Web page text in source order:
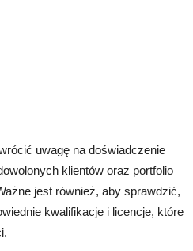
uwagę na doświadczenie
klientów oraz portfolio
jest również, aby sprawdzić,
kwalifikacje i licencje, które